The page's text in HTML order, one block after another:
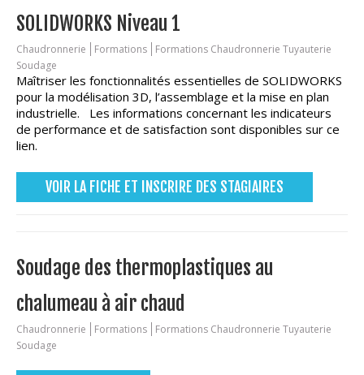
SOLIDWORKS Niveau 1
Chaudronnerie Formations
Formations Chaudronnerie Tuyauterie
Soudage
Maîtriser les fonctionnalités essentielles de SOLIDWORKS
pour la modélisation 3D, l’assemblage et la mise en plan
industrielle. Les informations concernant les indicateurs
de performance et de satisfaction sont disponibles sur ce
lien.
VOIR LA FICHE ET INSCRIRE DES STAGIAIRES
Soudage des thermoplastiques au
chalumeau à air chaud
Chaudronnerie Formations
Formations Chaudronnerie Tuyauterie
Soudage